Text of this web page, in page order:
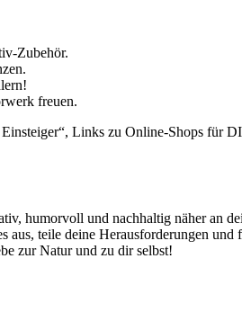
Zubehör.
freuen.
Links zu Online-Shops für
humorvoll und nachhaltig näher an
aus, teile deine Herausforderungen
zur Natur und zu dir selbst!